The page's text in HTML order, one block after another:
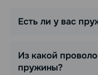
Есть ли у вас
Из какой
пружины?